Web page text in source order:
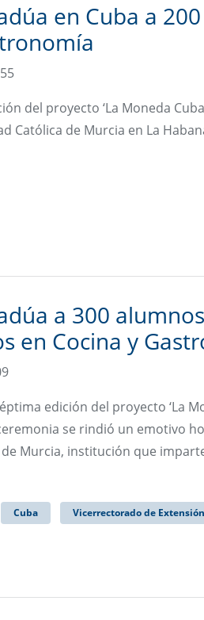
en Cuba a
del proyecto ‘La Moneda
Católica de Murcia en La
a 300
en Cocina y
edición del proyecto ‘La
se rindió un emotivo
Murcia, institución que
Cuba Vicerrectorado de